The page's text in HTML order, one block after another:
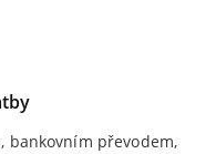
bankovním převodem,